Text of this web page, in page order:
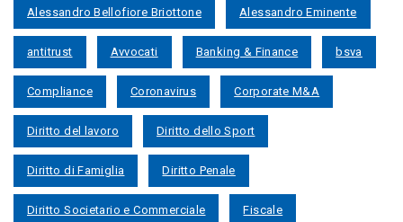
Alessandro Bellofiore Briottone Alessandro Eminente
antitrust Avvocati Banking & Finance bsva
Compliance Coronavirus Corporate M&A
Diritto del lavoro Diritto dello Sport
Diritto di Famiglia Diritto Penale
Diritto Societario e Commerciale Fiscale